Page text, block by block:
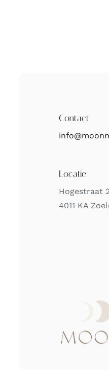
Contact
Locatie
Hogestraat
4011 KA